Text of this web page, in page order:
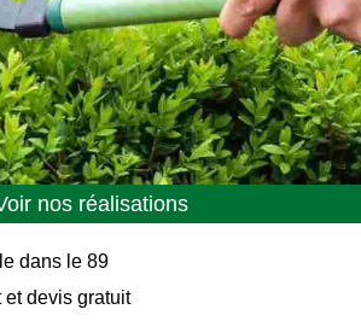
nos réalisations
dans le 89
et devis gratuit